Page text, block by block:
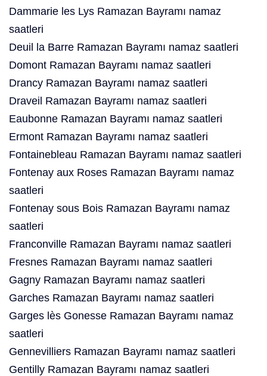
Dammarie les Lys Ramazan Bayramı namaz
saatleri
Deuil la Barre Ramazan Bayramı namaz saatleri
Domont Ramazan Bayramı namaz saatleri
Drancy Ramazan Bayramı namaz saatleri
Draveil Ramazan Bayramı namaz saatleri
Eaubonne Ramazan Bayramı namaz saatleri
Ermont Ramazan Bayramı namaz saatleri
Fontainebleau Ramazan Bayramı namaz saatleri
Fontenay aux Roses Ramazan Bayramı namaz
saatleri
Fontenay sous Bois Ramazan Bayramı namaz
saatleri
Franconville Ramazan Bayramı namaz saatleri
Fresnes Ramazan Bayramı namaz saatleri
Gagny Ramazan Bayramı namaz saatleri
Garches Ramazan Bayramı namaz saatleri
Garges lès Gonesse Ramazan Bayramı namaz
saatleri
Gennevilliers Ramazan Bayramı namaz saatleri
Gentilly Ramazan Bayramı namaz saatleri